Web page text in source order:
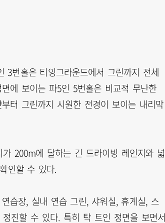
번홀은 티잉그라운드에서 그린까지 전체
에 보이는 파5인 5번홀은 비교적 무난한
터 그린까지 시원한 전경이 보이는 내리막
200m에 달하는 긴 드라이빙 레인지와 넓
인할 수 있다.
습장, 실내 연습 그린, 샤워실, 휴게실, 스
진할 수 있다. 특히 탁 트인 정면을 보면서